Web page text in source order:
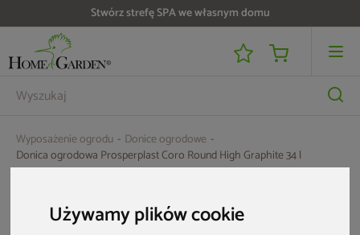
Używamy plików cookie
Stwórz strefę SPA we własnym domu
Wyposażenie ogrodu
Donice ogrodowe
Donica ogrodowa Prosperplast Coro Round High Graphite 34 l